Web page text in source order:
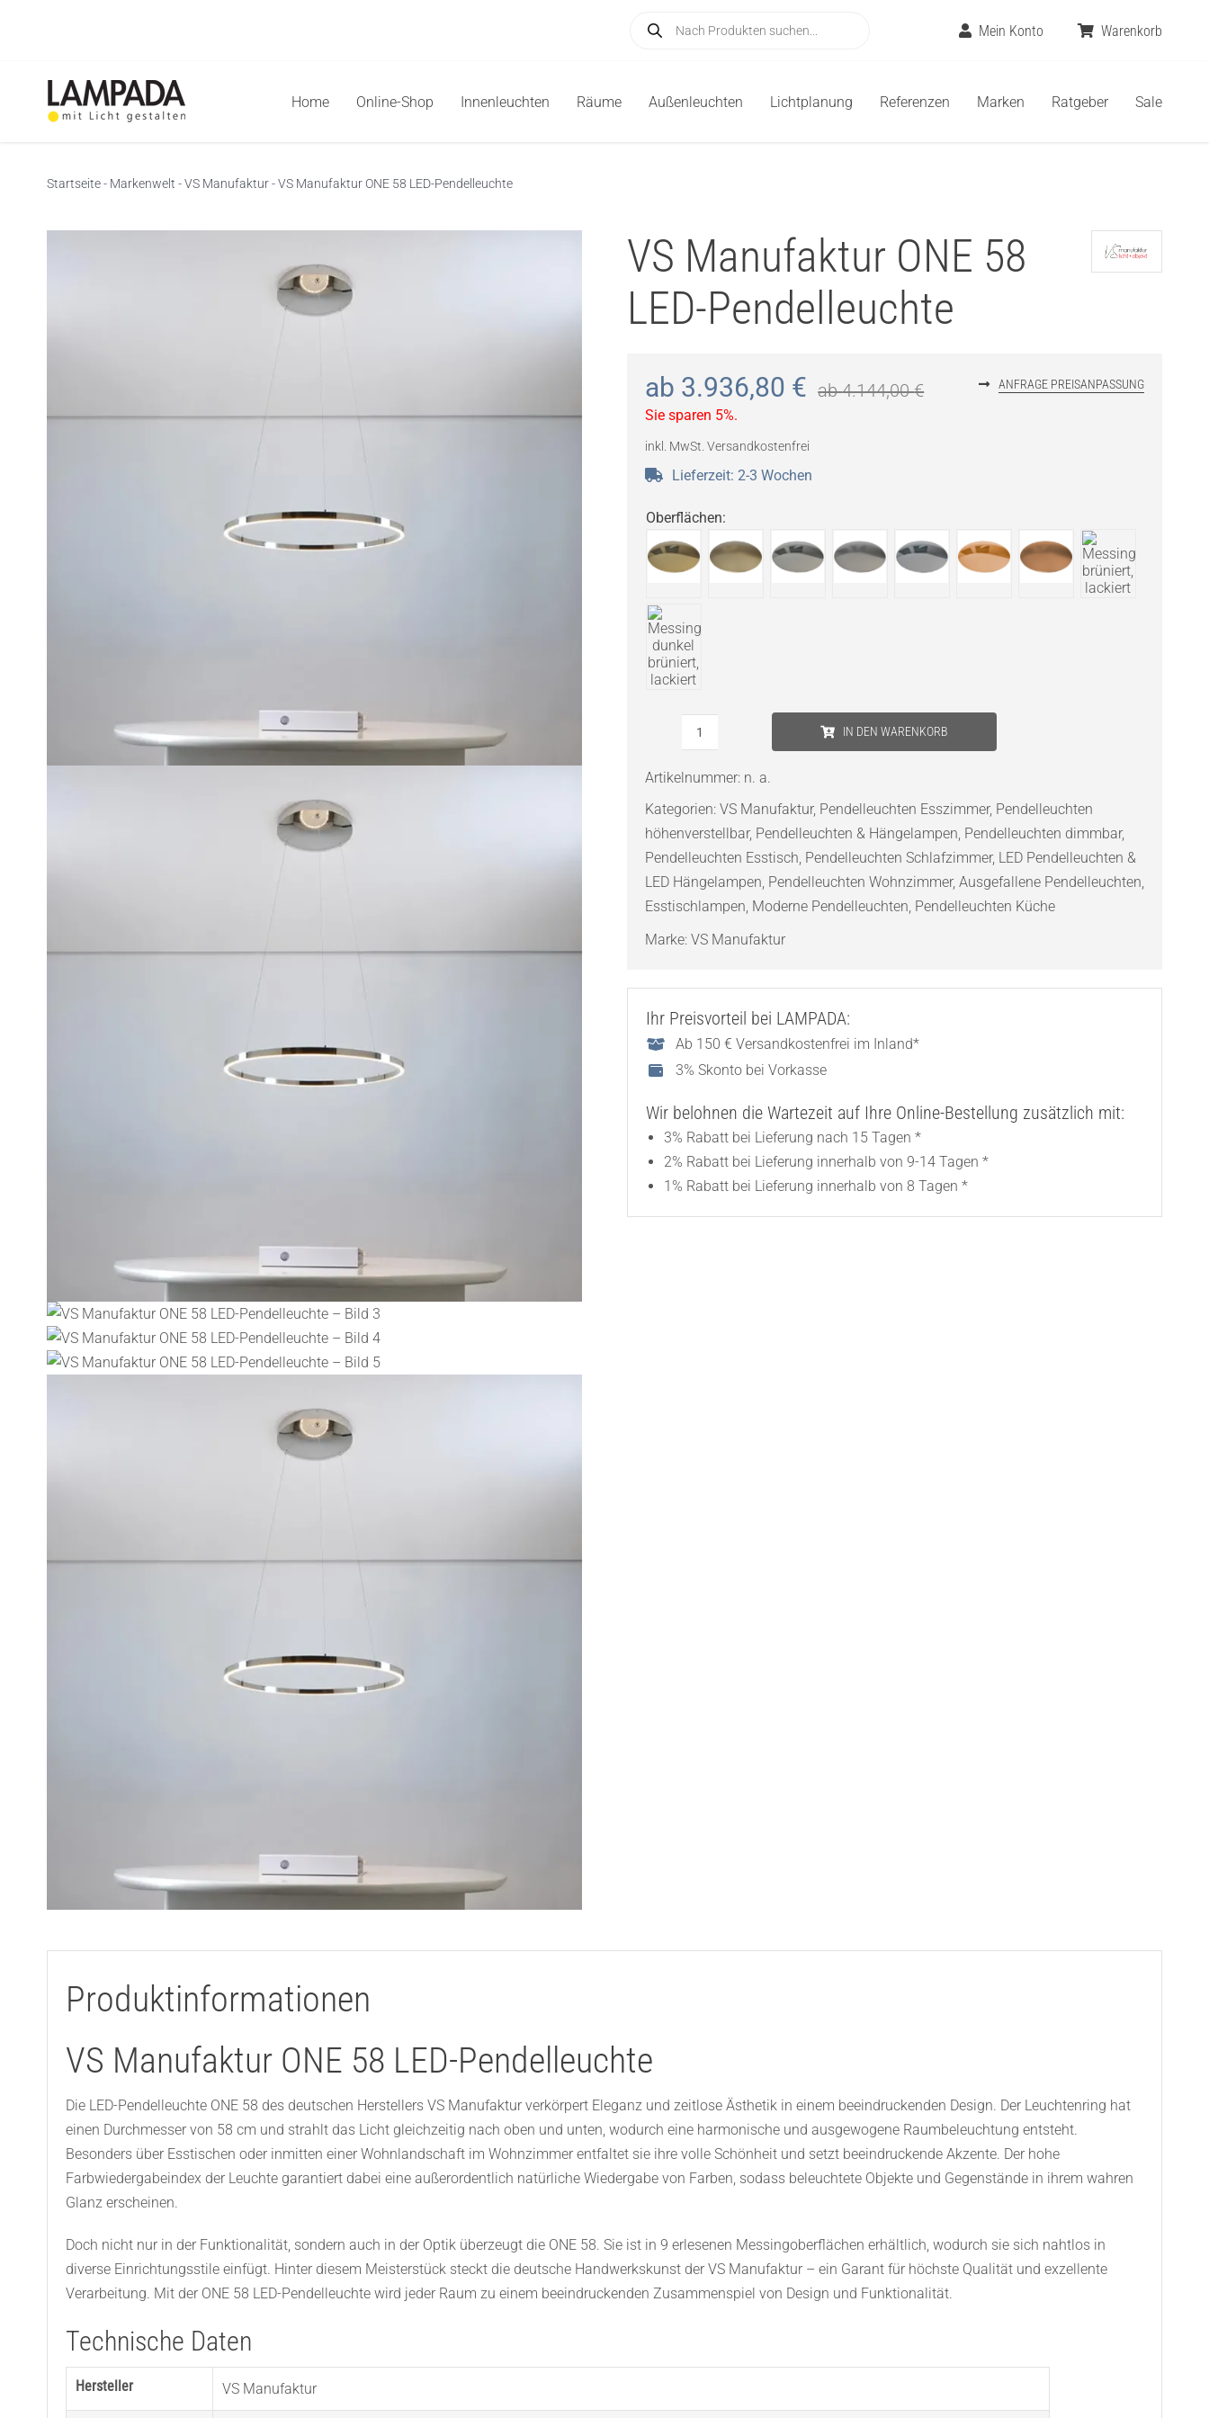
search
Mein Konto Warenkorb
Home Online-Shop Innenleuchten Räume Außenleuchten Lichtplanung Referenzen Marken Ratgeber Sale
Startseite- Markenwelt -VS Manufaktur-VS Manufaktur ONE 58 LED-Pendelleuchte
VS Manufaktur ONE 58
LED-Pendelleuchte
ab 3.936,80 € ab4.144,00€
Sie sparen 5%.
inkl. MwSt. Versandkostenfrei
ANFRAGE PREISANPASSUNG
Lieferzeit: 2-3 Wochen
Oberflächen:
58
LED-
Pendelleuchte
Menge
IN DEN WARENKORB
Artikelnummer: n. a.
Kategorien: VS Manufaktur, Pendelleuchten Esszimmer, Pendelleuchten
höhenverstellbar, Pendelleuchten & Hängelampen, Pendelleuchten dimmbar,
Pendelleuchten Esstisch, Pendelleuchten Schlafzimmer, LED Pendelleuchten &
LED Hängelampen, Pendelleuchten Wohnzimmer, Ausgefallene Pendelleuchten,
Esstischlampen, Moderne Pendelleuchten, Pendelleuchten Küche
Marke: VS Manufaktur
Ihr Preisvorteil bei LAMPADA:
Ab 150 € Versandkostenfrei im Inland*
3% Skonto bei Vorkasse
Wir belohnen die Wartezeit auf Ihre Online-Bestellung zusätzlich mit:
3% Rabatt bei Lieferung nach 15 Tagen *
2% Rabatt bei Lieferung innerhalb von 9-14 Tagen *
1% Rabatt bei Lieferung innerhalb von 8 Tagen *
Produktinformationen
VS Manufaktur ONE 58 LED-Pendelleuchte
Die LED-Pendelleuchte ONE 58 des deutschen Herstellers VS Manufaktur verkörpert Eleganz und zeitlose Ästhetik in einem beeindruckenden Design. Der Leuchtenring hat
einen Durchmesser von 58 cm und strahlt das Licht gleichzeitig nach oben und unten, wodurch eine harmonische und ausgewogene Raumbeleuchtung entsteht.
Besonders über Esstischen oder inmitten einer Wohnlandschaft im Wohnzimmer entfaltet sie ihre volle Schönheit und setzt beeindruckende Akzente. Der hohe
Farbwiedergabeindex der Leuchte garantiert dabei eine außerordentlich natürliche Wiedergabe von Farben, sodass beleuchtete Objekte und Gegenstände in ihrem wahren
Glanz erscheinen.
Doch nicht nur in der Funktionalität, sondern auch in der Optik überzeugt die ONE 58. Sie ist in 9 erlesenen Messingoberflächen erhältlich, wodurch sie sich nahtlos in
diverse Einrichtungsstile einfügt. Hinter diesem Meisterstück steckt die deutsche Handwerkskunst der VS Manufaktur – ein Garant für höchste Qualität und exzellente
Verarbeitung. Mit der ONE 58 LED-Pendelleuchte wird jeder Raum zu einem beeindruckenden Zusammenspiel von Design und Funktionalität.
Technische Daten
Hersteller VS Manufaktur